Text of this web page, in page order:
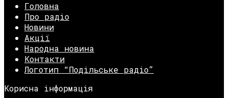
Головна
Про радіо
Новини
Акції
Народна новина
Контакти
Логотип “Подільське радіо”
Корисна інформація